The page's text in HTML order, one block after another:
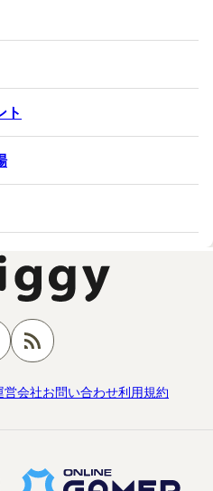
ト
営会社お問い合わせ利用規約